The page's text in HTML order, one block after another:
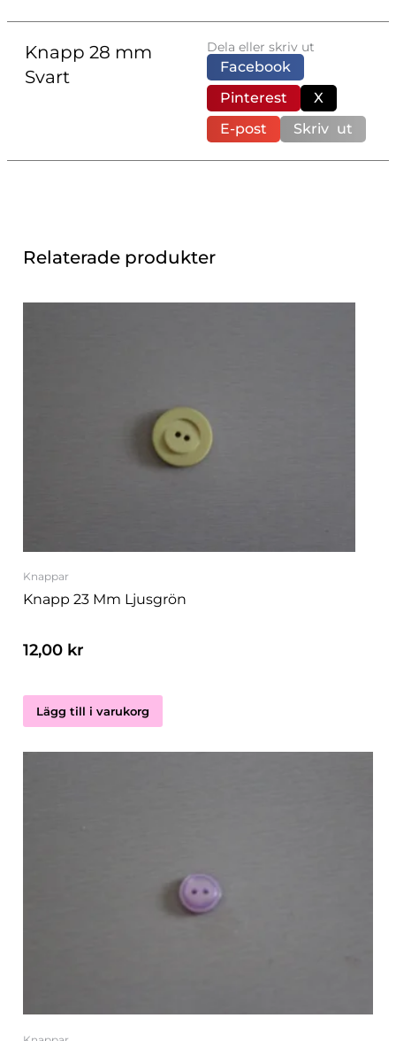
Knapp 28 mm
Svart
Dela eller skriv ut
Facebook
Pinterest
X
E-post
Skriv ut
Relaterade produkter
Knappar
Knapp 23 Mm Ljusgrön
12,00 kr
Lägg till i varukorg